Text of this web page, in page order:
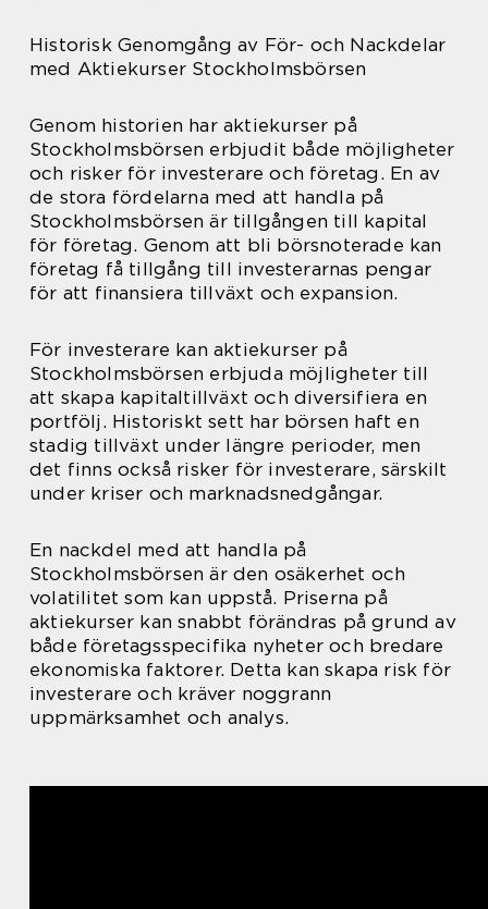
Historisk Genomgång av För- och Nackdelar
med Aktiekurser Stockholmsbörsen
Genom historien har aktiekurser på
Stockholmsbörsen erbjudit både möjligheter
och risker för investerare och företag. En av
de stora fördelarna med att handla på
Stockholmsbörsen är tillgången till kapital
för företag. Genom att bli börsnoterade kan
företag få tillgång till investerarnas pengar
för att finansiera tillväxt och expansion.
För investerare kan aktiekurser på
Stockholmsbörsen erbjuda möjligheter till
att skapa kapitaltillväxt och diversifiera en
portfölj. Historiskt sett har börsen haft en
stadig tillväxt under längre perioder, men
det finns också risker för investerare, särskilt
under kriser och marknadsnedgångar.
En nackdel med att handla på
Stockholmsbörsen är den osäkerhet och
volatilitet som kan uppstå. Priserna på
aktiekurser kan snabbt förändras på grund av
både företagsspecifika nyheter och bredare
ekonomiska faktorer. Detta kan skapa risk för
investerare och kräver noggrann
uppmärksamhet och analys.